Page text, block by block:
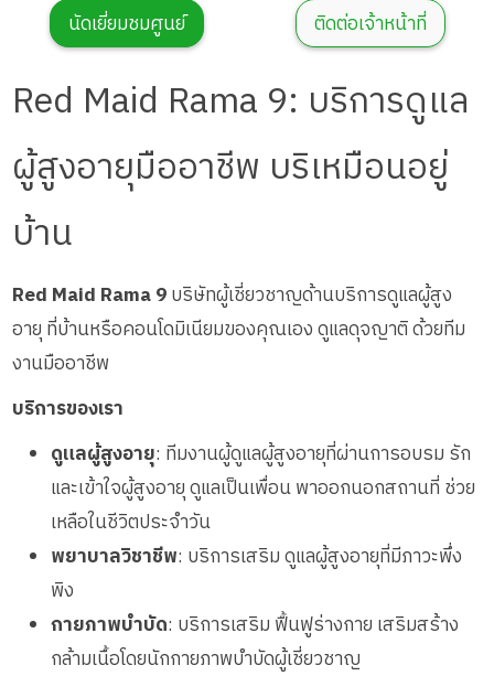
นัดเยี่ยมชมศูนย์ ติดต่อเจ้าหน้าที่
Red Maid Rama 9: บริการดูแล
ผู้สูงอายุมืออาชีพ บริเหมือนอยู่
บ้าน
Red Maid Rama 9บริษัทผู้เชี่ยวชาญด้านบริการดูแลผู้สูง
อายุ ที่บ้านหรือคอนโดมิเนียมของคุณเอง ดูแลดุจญาติ ด้วยทีม
งานมืออาชีพ
บริการของเรา
ดูแลผู้สูงอายุ: ทีมงานผู้ดูแลผู้สูงอายุที่ผ่านการอบรม รัก
และเข้าใจผู้สูงอายุ ดูแลเป็นเพื่อน พาออกนอกสถานที่ ช่วย
เหลือในชีวิตประจำวัน
พยาบาลวิชาชีพ: บริการเสริม ดูแลผู้สูงอายุที่มีภาวะพึ่ง
พิง
กายภาพบำบัด: บริการเสริม ฟื้นฟูร่างกาย เสริมสร้าง
กล้ามเนื้อโดยนักกายภาพบำบัดผู้เชี่ยวชาญ